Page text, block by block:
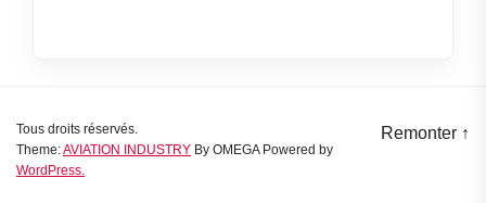
Tous droits réservés.
Theme:AVIATION INDUSTRY By OMEGA Powered by
WordPress.
Remonter ↑